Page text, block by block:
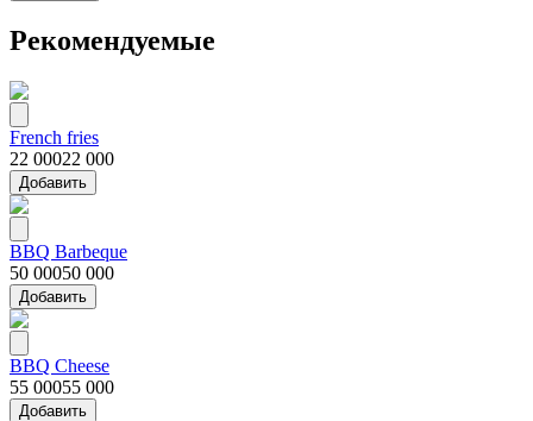
Рекомендуемые
French fries
22 00022 000
Добавить
BBQ Barbeque
50 00050 000
Добавить
BBQ Cheese
55 00055 000
Добавить